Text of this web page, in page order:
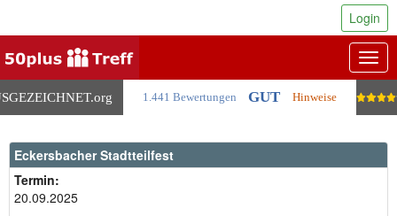
.org 1.441 Bewertungen GUT Hinweise
Login
Eckersbacher Stadtteilfest
Termin:
20.09.2025